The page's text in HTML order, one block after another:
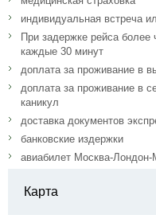
индивидуальная встреча
При задержке рейса более
каждые 30 минут
доплата за проживание в
доплата за проживание в
каникул
доставка документов
банковские издержки
авиабилет Москва-Лондон-
Карта